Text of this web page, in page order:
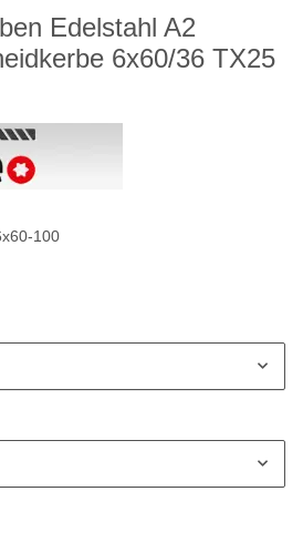
Edelstahl A2
6x60/36 TX25
100